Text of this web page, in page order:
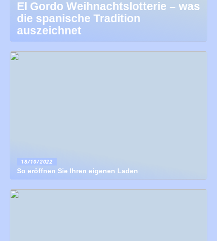
El Gordo Weihnachtslotterie – was
die spanische Tradition
auszeichnet
18/10/2022
So eröffnen Sie Ihren eigenen Laden